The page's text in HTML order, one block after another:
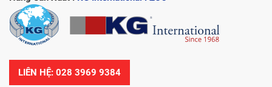
LIÊN HỆ: 028 3969 9384